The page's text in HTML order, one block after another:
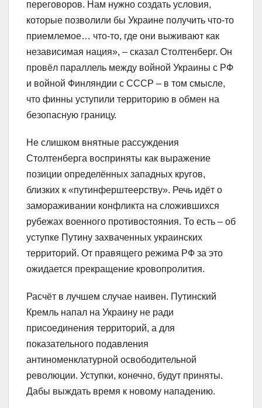
переговоров. Нам нужно создать условия,
которые позволили бы Украине получить что-то
приемлемое… что-то, где они выживают как
независимая нация», – сказал Столтенберг. Он
провёл параллель между войной Украины с РФ
и войной Финляндии с СССР – в том смысле,
что финны уступили территорию в обмен на
безопасную границу.
Не слишком внятные рассуждения
Столтенберга восприняты как выражение
позиции определённых западных кругов,
близких к «путинферштеерству». Речь идёт о
замораживании конфликта на сложившихся
рубежах военного противостояния. То есть – об
уступке Путину захваченных украинских
территорий. От правящего режима РФ за это
ожидается прекращение кровопролития.
Расчёт в лучшем случае наивен. Путинский
Кремль напал на Украину не ради
присоединения территорий, а для
показательного подавления
антиноменклатурной освободительной
революции. Уступки, конечно, будут приняты.
Дабы выждать время к новому нападению.